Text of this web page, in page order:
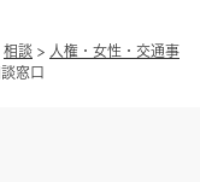
相談 > 人権・女性・交通事
窓口